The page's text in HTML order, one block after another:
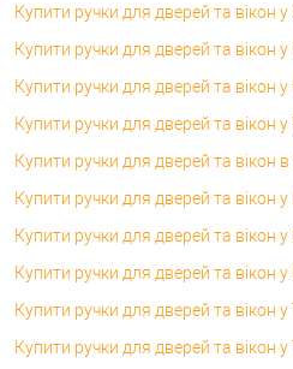
Купити ручки для дверей та вікон у
Купити ручки для дверей та вікон
Купити ручки для дверей та вікон у
Купити ручки для дверей та вікон
Купити ручки для дверей та вікон в
Купити ручки для дверей та вікон
Купити ручки для дверей та вікон у
Купити ручки для дверей та вікон у
Купити ручки для дверей та вікон
Купити ручки для дверей та вікон у